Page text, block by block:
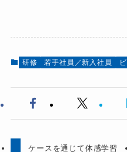
研修 若手社員／新入社員
ケースを通じて体感学習